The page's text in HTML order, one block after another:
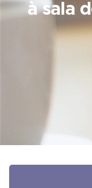
à sala